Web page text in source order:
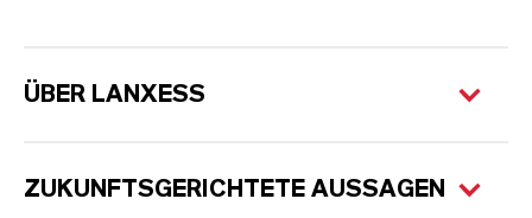
ÜBER LANXESS
ZUKUNFTSGERICHTETE AUSSAGEN